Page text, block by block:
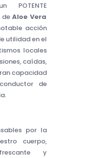
deAloe Vera
acción
utilidad en el
locales
caídas,
capacidad
de
por la
cuerpo,
y